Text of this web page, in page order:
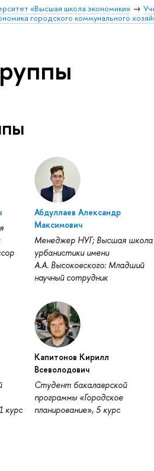
«Высшая школа экономики»
городского коммунального
Абдуллаев Александр
Максимович
Менеджер НУГ; Высшая школа
урбанистики имени
А.А. Высоковского: Младший
научный сотрудник
курс
Капитонов Кирилл
Всеволодович
Студент бакалаврской
программы «Городское
планирование», 5 курс